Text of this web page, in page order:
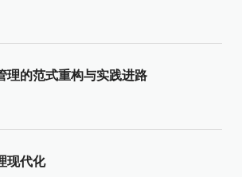
理的范式重构与实践进路
现代化